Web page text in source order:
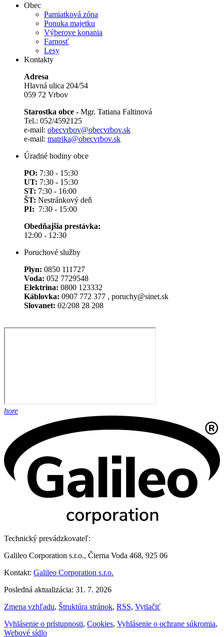
Obec
Pamiatková zóna
Ponuka majetku
Výberove konania
Farnosť
Lesy
Kontakty
Adresa
Hlavná ulica 204/54
059 72 Vrbov
Starostka obce - Mgr. Tatiana Faltinová
Tel.: 052/4592125
e-mail: obecvrbov@obecvrbov.sk
e-mail: matrika@obecvrbov.sk
Úradné hodiny obce
PO: 7:30 - 15:30
UT: 7:30 - 15:30
ST: 7:30 - 16:00
ŠT: Nestránkový deň
PI: 7:30 - 15:00
Obedňajšia prestávka:
12:00 - 12:30
Poruchové služby
Plyn: 0850 111727
Voda: 052 7729548
Elektrina: 0800 123332
Káblovka: 0907 772 377 , poruchy@sinet.sk
Slovanet: 02/208 28 208
hore
Technický prevádzkovateľ:
Galileo Corporation s.r.o., Čierna Voda 468, 925 06
Kontakt: Galileo Corporation s.r.o.
Posledná aktualizácia: 31. 7. 2026
Zmena vzhľadu, Štruktúra stránok, RSS, Vytlačiť
Vyhlásenie o prístupnosti, Cookies, Vyhlásenie o ochrane súkromia,
Webové sídlo